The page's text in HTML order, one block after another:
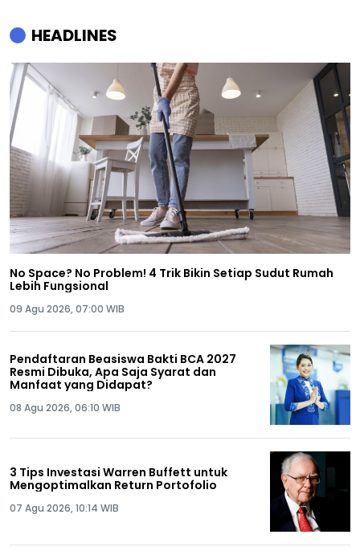
HEADLINES
No Space? No Problem! 4 Trik Bikin Setiap Sudut Rumah
Lebih Fungsional
09 Agu 2026, 07:00 WIB
Pendaftaran Beasiswa Bakti BCA 2027
Resmi Dibuka, Apa Saja Syarat dan
Manfaat yang Didapat?
08 Agu 2026, 06:10 WIB
3 Tips Investasi Warren Buffett untuk
Mengoptimalkan Return Portofolio
07 Agu 2026, 10:14 WIB